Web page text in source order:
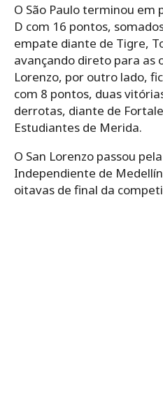
O São Paulo terminou
D com 16 pontos,
empate diante de Tigre,
avançando direto para as
Lorenzo, por outro lado,
com 8 pontos, duas
derrotas, diante de
Estudiantes de Merida.
O San Lorenzo passou
Independiente de
oitavas de final da